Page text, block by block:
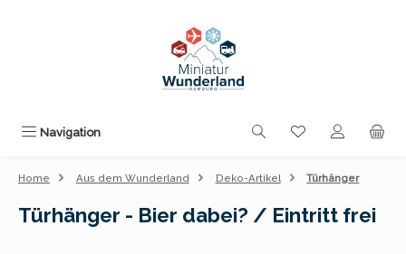
Navigation Du hast 0
Home Aus dem Wunderland Deko-Artikel Türhänger
Türhänger - Bier dabei? / Eintritt frei